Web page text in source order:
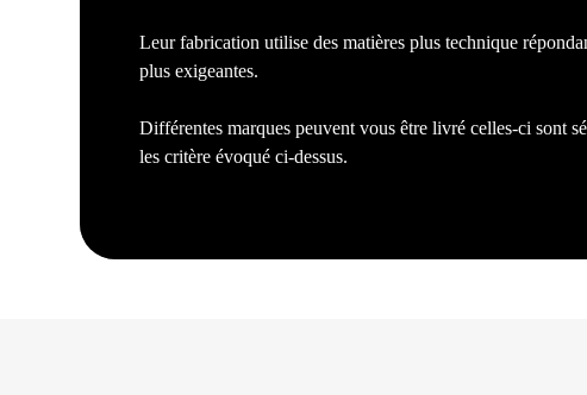
Leur fabrication utilise des matières plus technique
plus exigeantes.
Différentes marques peuvent vous être livré celles-ci sont
les critère évoqué ci-dessus.